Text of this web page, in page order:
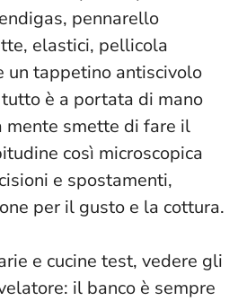
pennarello
elastici, pellicola
un tappetino antiscivolo
è a portata di mano
mente smette di fare il
così microscopica
e spostamenti,
per il gusto e la cottura.
e cucine test, vedere gli
il banco è sempre